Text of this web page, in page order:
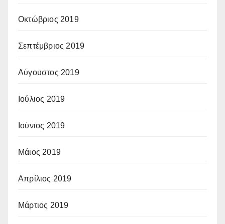
Οκτώβριος 2019
Σεπτέμβριος 2019
Αύγουστος 2019
Ιούλιος 2019
Ιούνιος 2019
Μάιος 2019
Απρίλιος 2019
Μάρτιος 2019